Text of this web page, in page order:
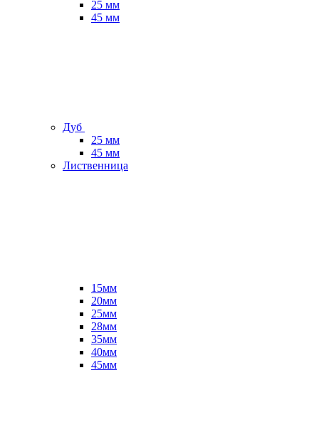
25 мм
45 мм
Дуб
25 мм
45 мм
Лиственница
15мм
20мм
25мм
28мм
35мм
40мм
45мм